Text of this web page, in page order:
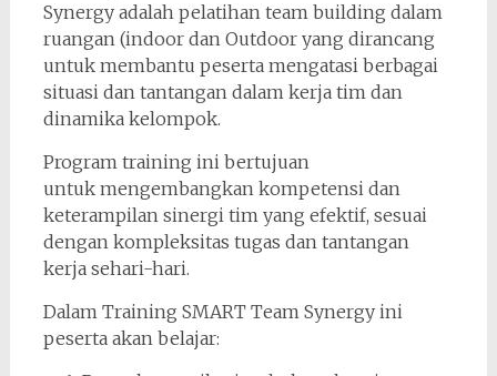
Synergy adalah pelatihan team building dalam
ruangan (indoor dan Outdoor yang dirancang
untuk membantu peserta mengatasi berbagai
situasi dan tantangan dalam kerja tim dan
dinamika kelompok.
Program training ini bertujuan
untuk mengembangkan kompetensi dan
keterampilan sinergi tim yang efektif, sesuai
dengan kompleksitas tugas dan tantangan
kerja sehari-hari.
Dalam Training SMART Team Synergy ini
peserta akan belajar: